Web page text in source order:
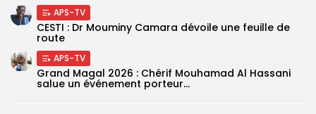
APS-TV
CESTI : Dr Mouminy Camara dévoile une feuille de
route
APS-TV
Grand Magal 2026 : Chérif Mouhamad Al Hassani
salue un événement porteur...